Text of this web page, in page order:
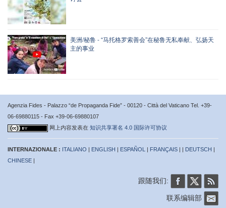
美洲/秘鲁 - “马托格罗索善会”在秘鲁无私奉献、弘扬天
主的事业
Agenzia Fides - Palazzo “de Propaganda Fide” - 00120 - Città del Vaticano Tel. +39-
06-69880115 - Fax +39-06-69880107
网上内容发表在 知识共享署名 4.0 国际许可协议
INTERNAZIONALE : ITALIANO | ENGLISH | ESPAÑOL | FRANÇAIS | | DEUTSCH |
CHINESE |
跟随我们:
联系编辑部